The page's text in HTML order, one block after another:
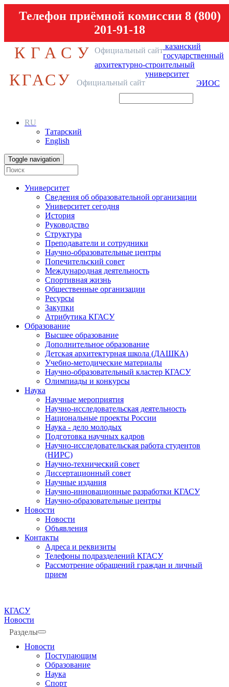
Телефон приёмной комиссии 8 (800)
201-91-18
КГАСУ Официальный сайт казанский
государственный
архитектурно-строительный
университет
КГАСУ Официальный сайт ЭИОС
RU
Татарский
English
Toggle navigation
Университет
Сведения об образовательной организации
Университет сегодня
История
Руководство
Структура
Преподаватели и сотрудники
Научно-образовательные центры
Попечительский совет
Международная деятельность
Спортивная жизнь
Общественные организации
Ресурсы
Закупки
Атрибутика КГАСУ
Образование
Высшее образование
Дополнительное образование
Детская архитектурная школа (ДАШКА)
Учебно-методические материалы
Научно-образовательный кластер КГАСУ
Олимпиады и конкурсы
Наука
Научные мероприятия
Научно-исследовательская деятельность
Национальные проекты России
Наука - дело молодых
Подготовка научных кадров
Научно-исследовательская работа студентов
(НИРС)
Научно-технический совет
Диссертационный совет
Научные издания
Научно-инновационные разработки КГАСУ
Научно-образовательные центры
Новости
Новости
Объявления
Контакты
Адреса и реквизиты
Телефоны подразделений КГАСУ
Рассмотрение обращений граждан и личный
прием
КГАСУ
Новости
Разделы
Новости
Поступающим
Образование
Наука
Спорт